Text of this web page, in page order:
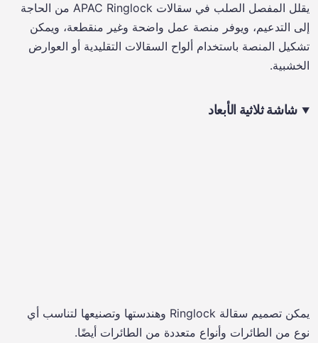
يقلل المفصل الصلب في سقالات APAC Ringlock من الحاجة
إلى التدعيم، ويوفر منصة عمل واضحة وغير منقطعة، ويمكن
تشكيل المنصة باستخدام ألواح السقالات التقليدية أو العوارض
الخشبية.
شاشة ثلاثية الأبعاد
يمكن تصميم سقالة Ringlock وهندستها وتصنيعها لتناسب أي
نوع من الطائرات وأنواع متعددة من الطائرات أيضًا.